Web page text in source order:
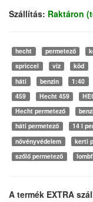
Szállítás: Raktáron
hecht permetező
spriccel
víz köd
háti
benzin 1:40
459
Hecht 459
Hecht permetező
háti permetező
14 l
növényvédelem
kerti
szőlő permetező
A termék EXTRA